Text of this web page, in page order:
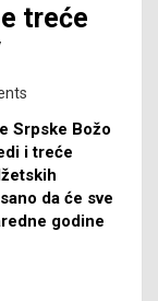
treće
Srpske Božo
i treće
da će sve
godine